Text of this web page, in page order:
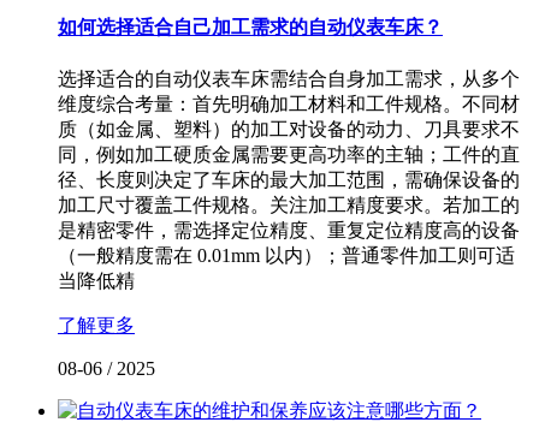
如何选择适合自己加工需求的自动仪表车床？
选择适合的自动仪表车床需结合自身加工需求，从多个
维度综合考量：首先明确加工材料和工件规格。不同材
质（如金属、塑料）的加工对设备的动力、刀具要求不
同，例如加工硬质金属需要更高功率的主轴；工件的直
径、长度则决定了车床的最大加工范围，需确保设备的
加工尺寸覆盖工件规格。关注加工精度要求。若加工的
是精密零件，需选择定位精度、重复定位精度高的设备
（一般精度需在 0.01mm 以内）；普通零件加工则可适
当降低精
了解更多
08-06 / 2025